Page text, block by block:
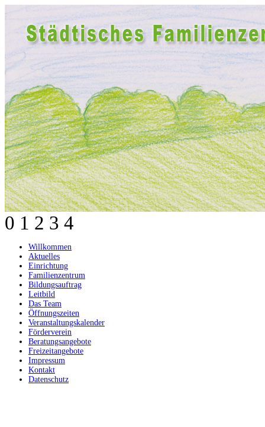
0 1 2 3 4
Willkommen
Aktuelles
Einrichtung
Familienzentrum
Bildungsauftrag
Leitbild
Das Team
Öffnungszeiten
Veranstaltungskalender
Förderverein
Beratungsangebote
Freizeitangebote
Impressum
Kontakt
Datenschutz